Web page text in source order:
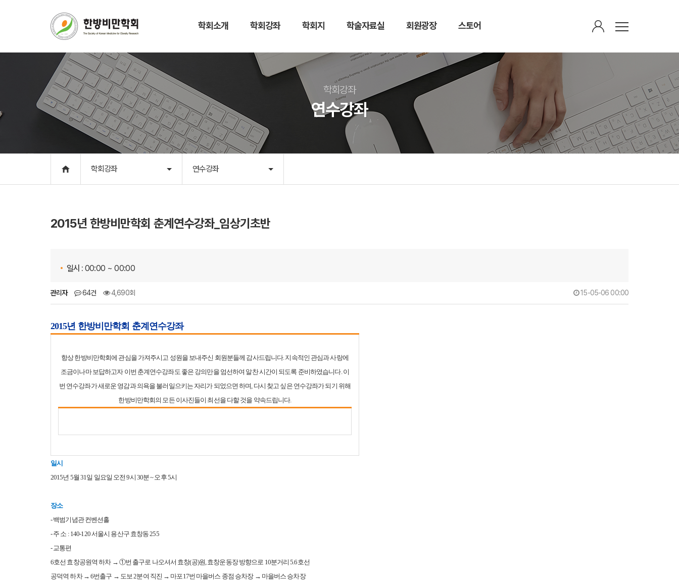
학회소개 학회강좌 학회지 학술자료실 회원광장 스토어
학회소개
인사말
학회개요
학회연혁
학회조직
학회강좌
연수강좌
학술대회
학회앨범
학회일정
학회지
학술자료실
한방비만치료
세미나자료실
뉴스레터
회원광장
정회원 한의원 검색
감로수
가볍다(茶)
산삼비만약침
유산균(바울케어 알엑스)
식이섬유(파인실)
학회강좌
연수강좌
학회강좌 연수강좌
2015년 한방비만학회 춘계연수강좌_임상기초반
일시 : 00:00 ~ 00:00
관리자 64건 4,690회 15-05-06 00:00
2015년 한방비만학회 춘계연수강좌
항상 한방비만학회에 관심을 가져주시고 성원을 보내주신 회원분들께 감사드립니다. 지속적인 관심과 사랑에
조금이나마 보답하고자 이번 춘계연수강좌도 좋은 강의만을 엄선하여 알찬 시간이 되도록 준비하였습니다. 이
번 연수강좌가 새로운 영감과 의욕을 불러일으키는 자리가 되었으면 하며, 다시 찾고 싶은 연수강좌가 되기 위해
한방비만학회의 모든 이사진들이 최선을 다할 것을 약속드립니다.
일시
2015년 5월 31일 일요일 오전 9시 30분 ~ 오후 5시
장소
- 백범기념관 컨벤션홀
- 주 소 : 140-120 서울시 용산구 효창동 255
- 교통편
6호선 효창공원역 하차 → ①번 출구로 나오셔서 효창(공)원, 효창운동장 방향으로 10분거리 5.6호선
공덕역 하차 → 6번출구 → 도보 2분여 직진 → 마포17번 마을버스 종점 승차장 → 마을버스 승차장